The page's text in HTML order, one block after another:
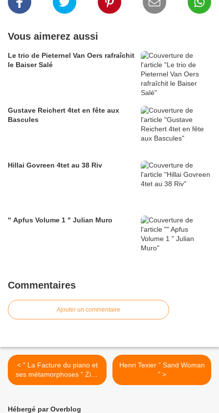
Vous aimerez aussi
Le trio de Pieternel Van Oers rafraîchit
le Baiser Salé
Gustave Reichert 4tet en fête aux
Bascules
Hillai Govreen 4tet au 38 Riv
" Apfus Volume 1 " Julian Muro
Commentaires
Ajouter un commentaire
< " La Facture du piano et
ses métamorphoses " Ziad
Kreidy
Henri Texier " Sand Woman
" >
Hébergé par Overblog